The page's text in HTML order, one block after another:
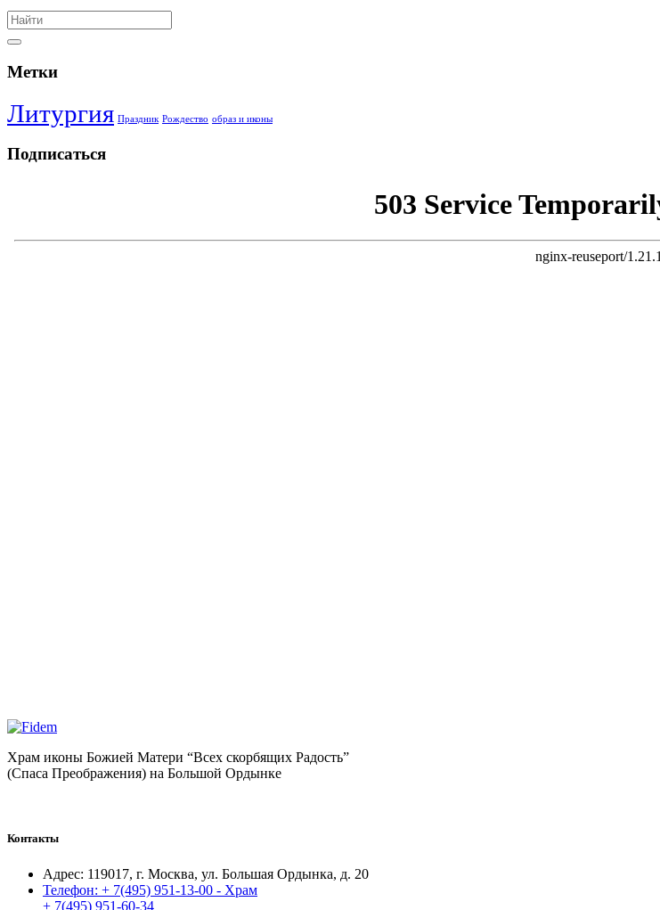
Метки
Литургия Праздник Рождество образ и иконы
Подписаться
Храм иконы Божией Матери “Всех скорбящих Радость”
(Спаса Преображения) на Большой Ордынке
Контакты
Адрес: 119017, г. Москва, ул. Большая Ордынка, д. 20
Телефон: + 7(495) 951-13-00 - Храм
+ 7(495) 951-60-34